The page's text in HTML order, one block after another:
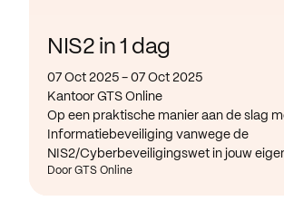
NIS2 in 1 dag
07 Oct 2025 - 07 Oct 2025
Kantoor GTS Online
Op een praktische manier aan de slag
Informatiebeveiliging vanwege de
NIS2/Cyberbeveiligingswet in jouw
Door GTS Online